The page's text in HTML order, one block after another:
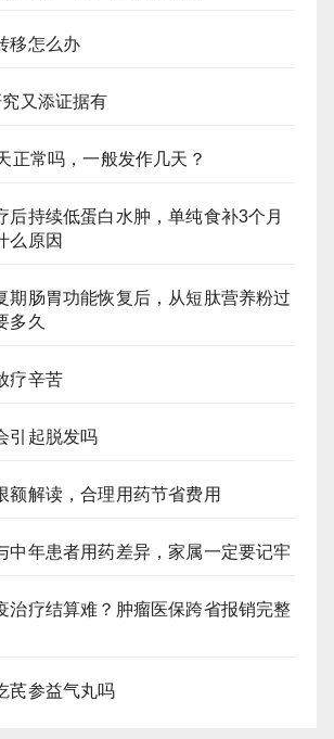
移怎么办
又添证据有
正常吗，一般发作几天？
后持续低蛋白水肿，单纯食补3个月
么原因
期肠胃功能恢复后，从短肽营养粉过
多久
疗辛苦
引起脱发吗
额解读，合理用药节省费用
中年患者用药差异，家属一定要记牢
治疗结算难？肿瘤医保跨省报销完整
芪参益气丸吗